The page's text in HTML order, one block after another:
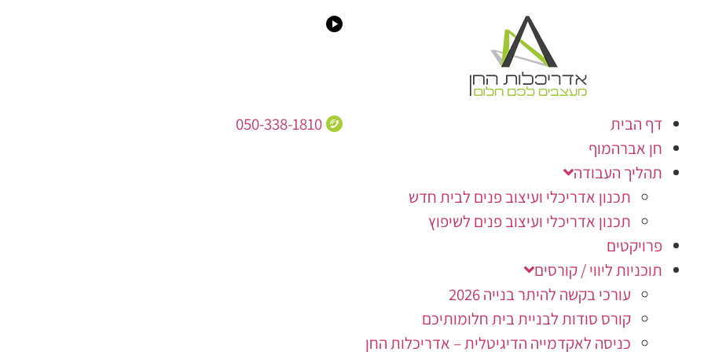
דף הבית
חן אברהמוף
תהליך העבודה
תכנון אדריכלי ועיצוב פנים לבית חדש
תכנון אדריכלי ועיצוב פנים לשיפוץ
פרויקטים
תוכניות ליווי / קורסים
עורכי בקשה להיתר בנייה 2026
קורס סודות לבניית בית חלומותיכם
כניסה לאקדמייה הדיגיטלית – אדריכלות החן
050-338-1810